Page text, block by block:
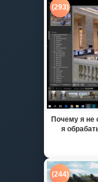
(293)
Почему я не
я
(244)